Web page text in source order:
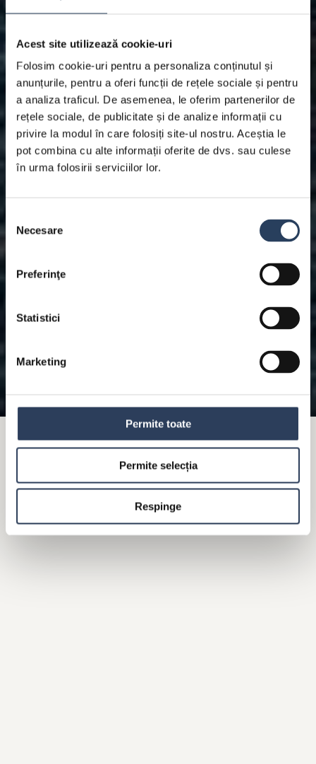
Acest site utilizează cookie-uri
Folosim cookie-uri pentru a personaliza conținutul și
anunțurile, pentru a oferi funcții de rețele sociale și pentru
a analiza traficul. De asemenea, le oferim partenerilor de
rețele sociale, de publicitate și de analize informații cu
privire la modul în care folosiți site-ul nostru. Aceștia le
pot combina cu alte informații oferite de dvs. sau culese
în urma folosirii serviciilor lor.
consimțământului
Necesare
Preferinţe
Statistici
Marketing
Permite toate
Permite selecția
Respinge
SMOOTHIE CU CIOCOLATĂ